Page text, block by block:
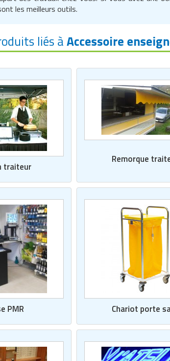
les meilleurs outils.
liés àAccessoire
traiteur
Remorque
PMR Chariot porte